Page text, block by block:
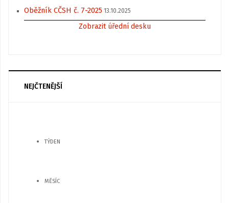
Oběžník CČSH č. 7-2025 13.10.2025
Zobrazit úřední desku
NEJČTENĚJŠÍ
TÝDEN
MĚSÍC